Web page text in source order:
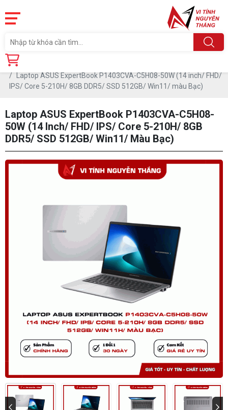
Trang chủ
Laptop ASUS ExpertBook P1403CVA-C5H08-50W (14 inch/ FHD/
IPS/ Core 5-210H/ 8GB DDR5/ SSD 512GB/ Win11/ màu Bạc)
Laptop ASUS ExpertBook P1403CVA-C5H08-
50W (14 Inch/ FHD/ IPS/ Core 5-210H/ 8GB
DDR5/ SSD 512GB/ Win11/ Màu Bạc)